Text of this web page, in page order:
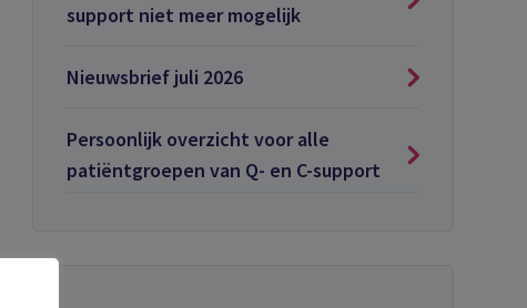
support niet meer mogelijk
Nieuwsbrief juli 2026
Persoonlijk overzicht voor alle
patiëntgroepen van Q- en C-support